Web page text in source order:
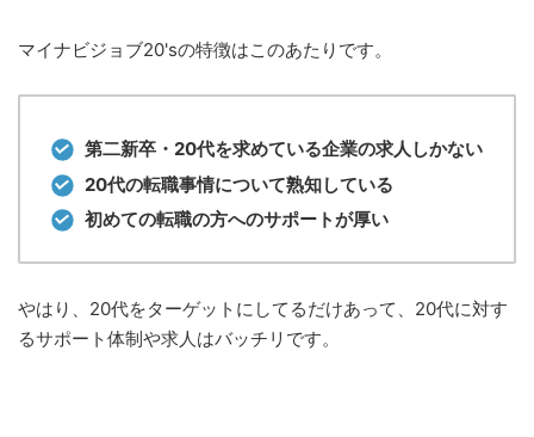
マイナビジョブ20'sの特徴はこのあたりです。
第二新卒・20代を求めている企業の求人しかない
20代の転職事情について熟知している
初めての転職の方へのサポートが厚い
やはり、20代をターゲットにしてるだけあって、20代に対す
るサポート体制や求人はバッチリです。